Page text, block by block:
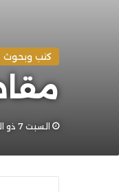
كتب وبحوث
السبت 7 ذو القعدة 1436هـ 22-8-2015م